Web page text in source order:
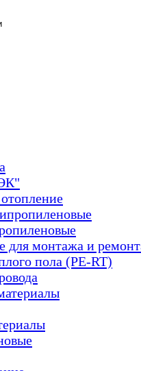
для монтажа и
пола (PE-RT)